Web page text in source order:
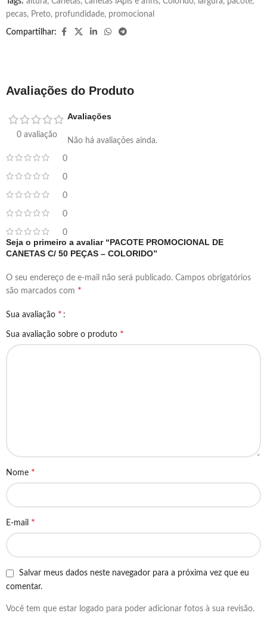
pecas, Preto, profundidade, promocional
Compartilhar:
Avaliações do Produto
0 avaliação
0
0
0
0
0
Avaliações
Não há avaliações ainda.
Seja o primeiro a avaliar “PACOTE PROMOCIONAL DE
CANETAS C/ 50 PEÇAS – COLORIDO”
O seu endereço de e-mail não será publicado. Campos obrigatórios
são marcados com *
Sua avaliação *
Sua avaliação sobre o produto *
Nome *
E-mail *
Salvar meus dados neste navegador para a próxima vez que eu
comentar.
Você tem que estar logado para poder adicionar fotos à sua revisão.